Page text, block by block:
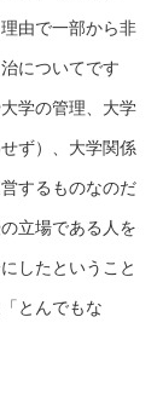
由で一部から非
についてです
学の管理、大学
ず）、大学関係
するものなのだ
立場である人を
したということ
とんでもな